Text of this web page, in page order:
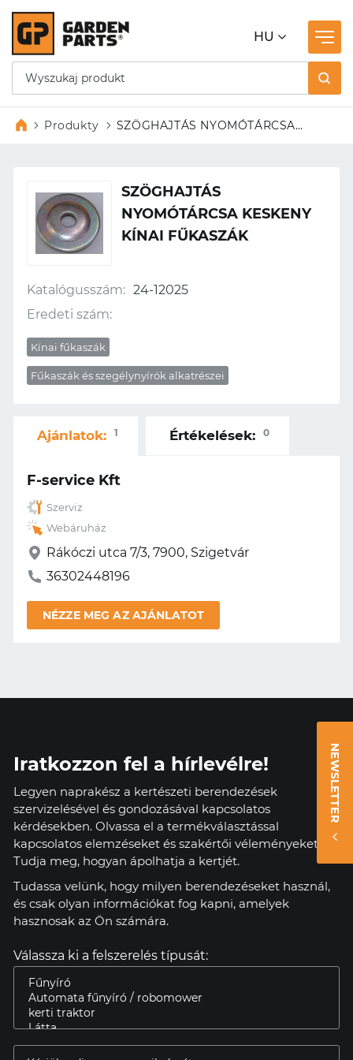
HU
Produkty
SZÖGHAJTÁS NYOMÓTÁRCSA
SZÖGHAJTÁS
NYOMÓTÁRCSA KESKENY
KÍNAI FŰKASZÁK
Katalógusszám: 24-12025
Eredeti szám:
Kínai fűkaszák
Fűkaszák és szegélynyírók alkatrészei
Ajánlatok: 1 Értékelések: 0
F-service Kft
Szerviz
Webáruház
Rákóczi utca 7/3, 7900, Szigetvár
36302448196
NÉZZE MEG AZ AJÁNLATOT
NEWSLETTER
Iratkozzon fel a hírlevélre!
Legyen naprakész a kertészeti berendezések
szervizelésével és gondozásával kapcsolatos
kérdésekben. Olvassa el a termékválasztással
kapcsolatos elemzéseket és szakértői véleményeket.
Tudja meg, hogyan ápolhatja a kertjét.
Tudassa velünk, hogy milyen berendezéseket használ,
és csak olyan információkat fog kapni, amelyek
hasznosak az Ön számára.
Válassza ki a felszerelés típusát: